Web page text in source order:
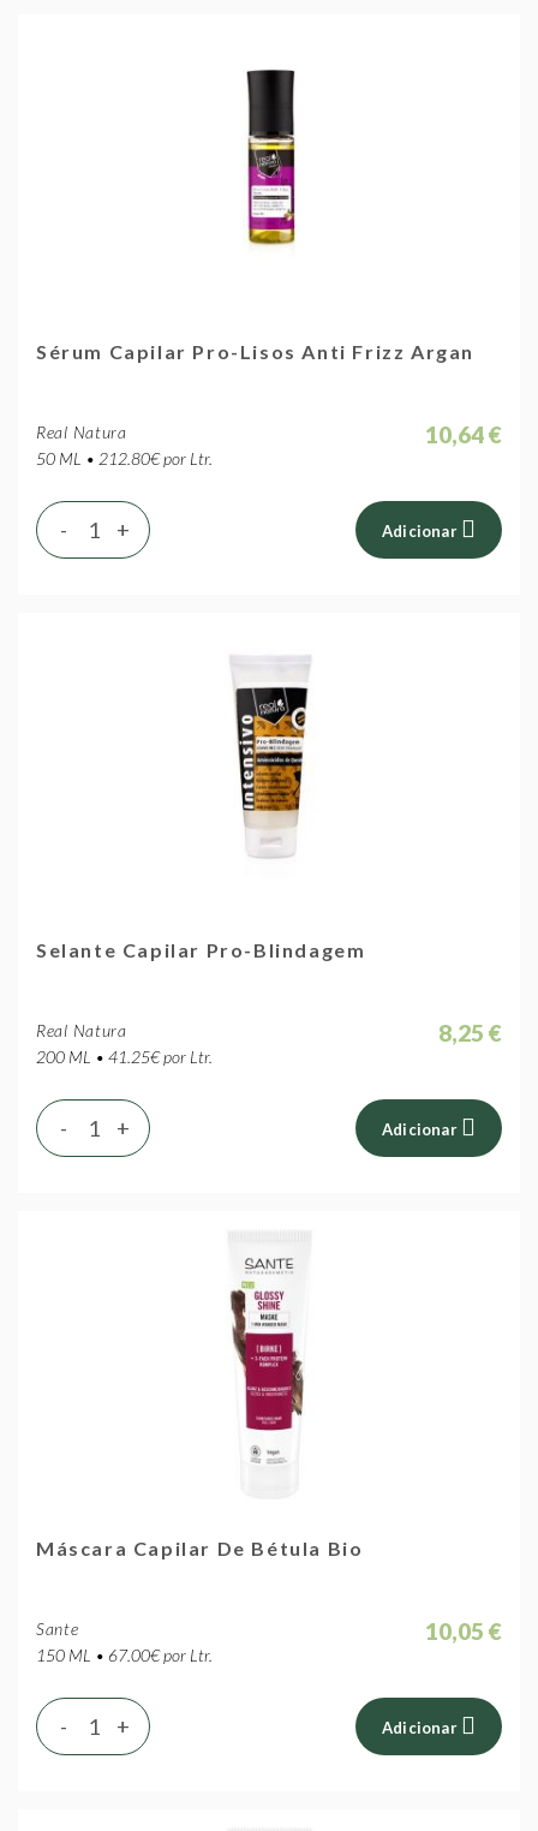
Sérum Capilar Pro-Lisos Anti Frizz Argan
Real Natura
50 ML • 212.80€ por Ltr.
10,64 €
+
- Adicionar
Selante Capilar Pro-Blindagem
Real Natura
200 ML • 41.25€ por Ltr.
8,25 €
+
- Adicionar
Máscara Capilar De Bétula Bio
Sante
150 ML • 67.00€ por Ltr.
10,05 €
+
- Adicionar